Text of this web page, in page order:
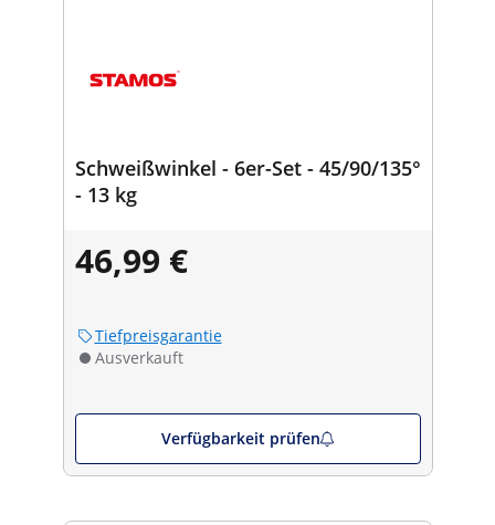
Schweißwinkel - 6er-Set - 45/90/135°
- 13 kg
46,99 €
Tiefpreisgarantie
Ausverkauft
Verfügbarkeit prüfen